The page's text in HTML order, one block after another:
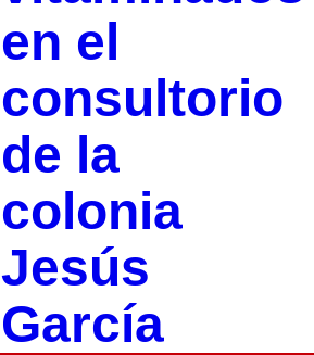
en el
consultorio
de la
colonia
Jesús
García